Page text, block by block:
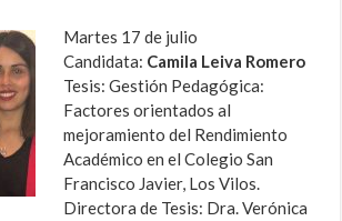
Martes 17 de julio
Candidata: Camila Leiva Romero
Tesis: Gestión Pedagógica:
Factores orientados al
mejoramiento del Rendimiento
Académico en el Colegio San
Francisco Javier, Los Vilos.
Directora de Tesis: Dra. Verónica